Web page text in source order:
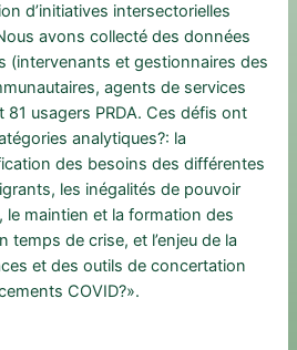
d’initiatives intersectorielles
avons collecté des données
(intervenants et gestionnaires des
agents de services
usagers PRDA. Ces défis ont
analytiques?: la
des besoins des différentes
les inégalités de pouvoir
maintien et la formation des
temps de crise, et l’enjeu de la
et des outils de concertation
COVID?».